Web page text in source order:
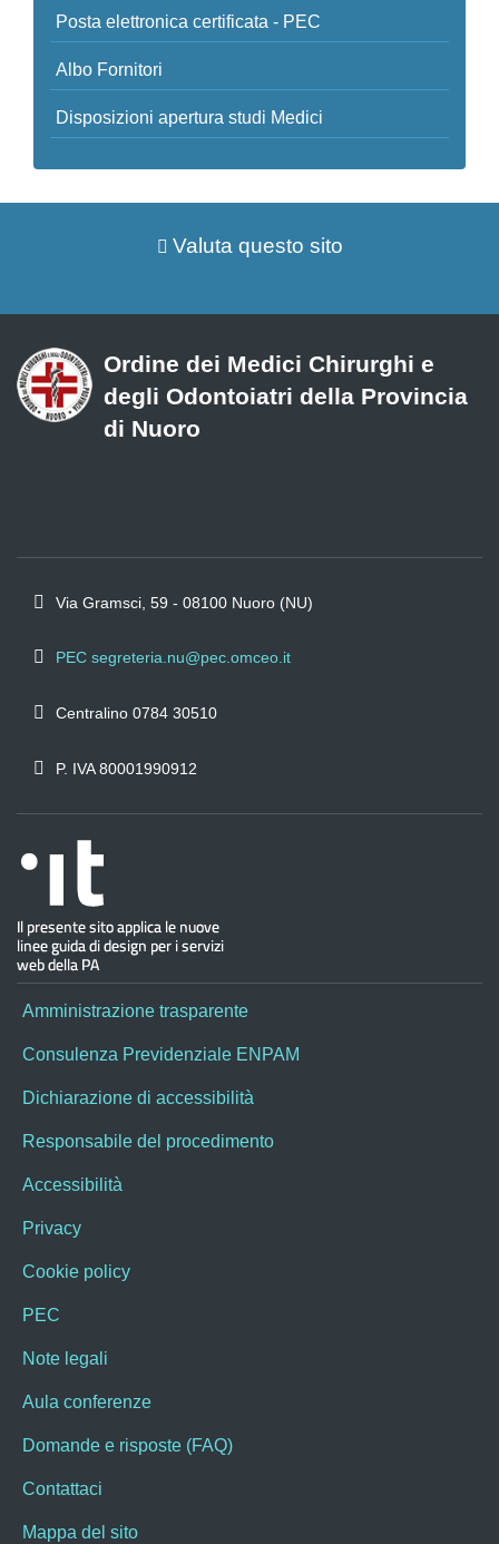
Posta elettronica certificata - PEC
Albo Fornitori
Disposizioni apertura studi Medici
Valuta questo sito
Ordine dei Medici Chirurghi e
degli Odontoiatri della Provincia
di Nuoro
Via Gramsci, 59 - 08100 Nuoro (NU)
PEC segreteria.nu@pec.omceo.it
Centralino 0784 30510
P. IVA 80001990912
Amministrazione trasparente
Consulenza Previdenziale ENPAM
Dichiarazione di accessibilità
Responsabile del procedimento
Accessibilità
Privacy
Cookie policy
PEC
Note legali
Aula conferenze
Domande e risposte (FAQ)
Contattaci
Mappa del sito